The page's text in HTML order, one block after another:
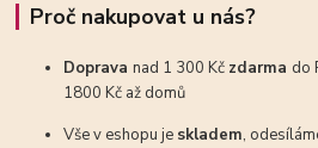
Proč nakupovat u nás?
Dopravanad 1 300 Kč zdarma do
1800 Kč až domů
Vše v eshopu je skladem,